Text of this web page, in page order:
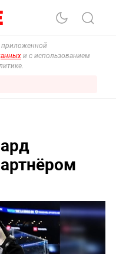
приложенной
и с использованием